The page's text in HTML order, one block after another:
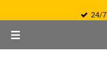
naar
de
24/